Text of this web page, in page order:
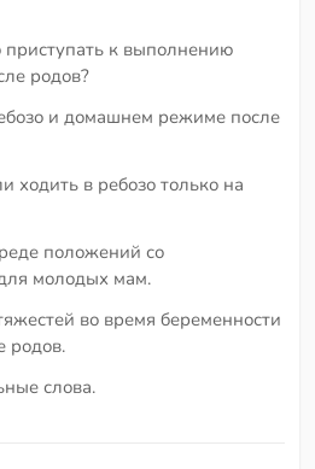
к выполнению
родов?
и домашнем режиме после
ходить в ребозо только на
положений со
молодых мам.
во время беременности
родов.
слова.